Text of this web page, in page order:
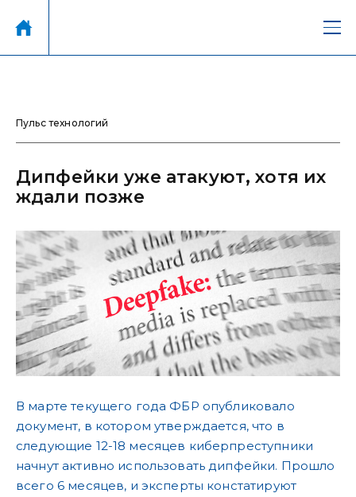
Пульс технологий
Дипфейки уже атакуют, хотя их
ждали позже
В марте текущего года ФБР опубликовало
документ, в котором утверждается, что в
следующие 12-18 месяцев киберпреступники
начнут активно использовать дипфейки. Прошло
всего 6 месяцев, и эксперты констатируют